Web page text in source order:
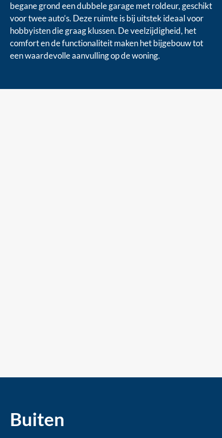
begane grond een dubbele garage met roldeur, geschikt
voor twee auto’s. Deze ruimte is bij uitstek ideaal voor
hobbyisten die graag klussen. De veelzijdigheid, het
comfort en de functionaliteit maken het bijgebouw tot
een waardevolle aanvulling op de woning.
Buiten